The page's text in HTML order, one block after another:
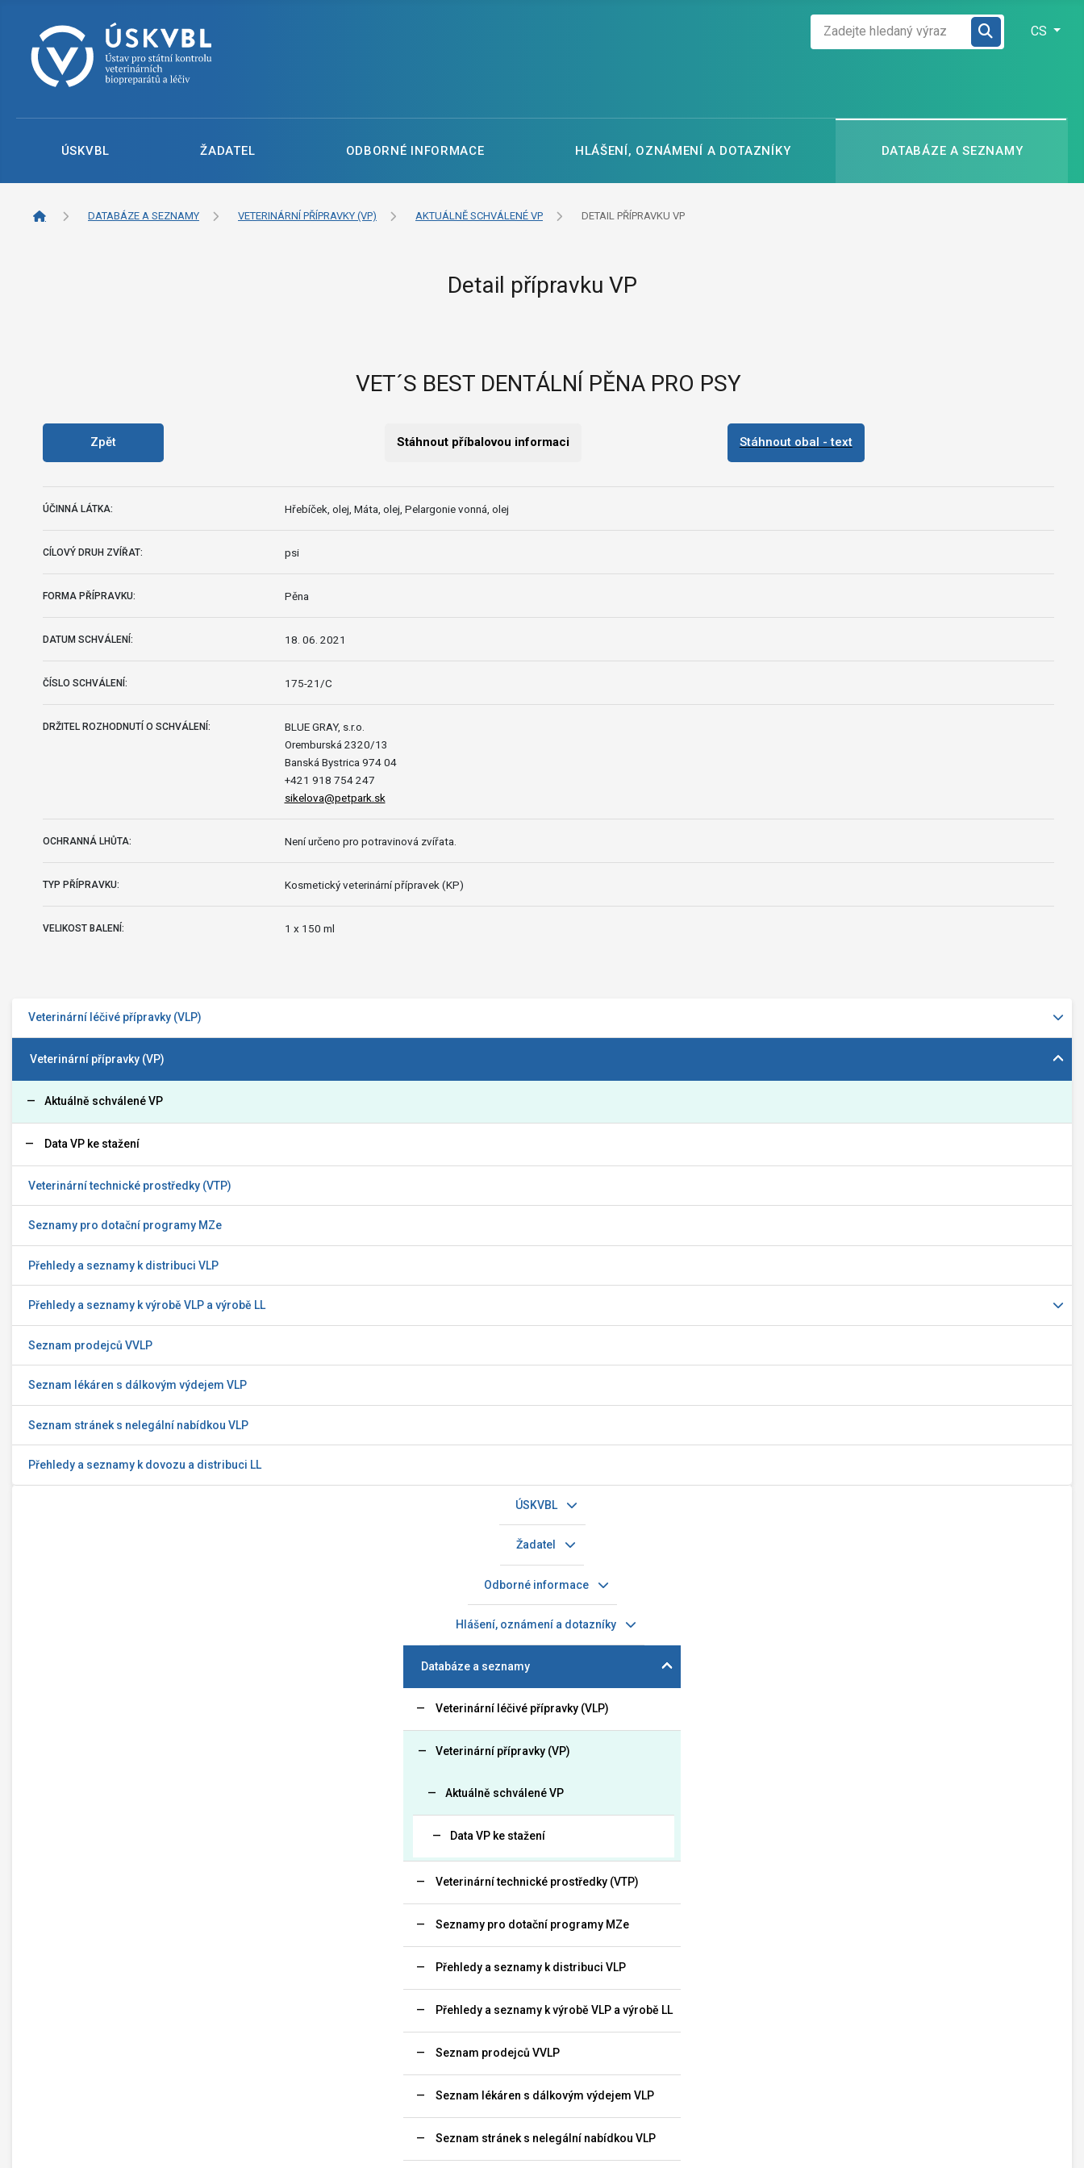
CS
ÚSKVBL ŽADATEL ODBORNÉ INFORMACE HLÁŠENÍ, OZNÁMENÍ A DOTAZNÍKY DATABÁZE A SEZNAMY
DATABÁZE A SEZNAMY VETERINÁRNÍ PŘÍPRAVKY (VP) AKTUÁLNĚ SCHVÁLENÉ VP DETAIL PŘÍPRAVKU VP
Veterinární léčivé přípravky (VLP)
Veterinární přípravky (VP)
Aktuálně schválené VP
Data VP ke stažení
Veterinární technické prostředky (VTP)
Seznamy pro dotační programy MZe
Přehledy a seznamy k distribuci VLP
Přehledy a seznamy k výrobě VLP a výrobě LL
Seznam prodejců VVLP
Seznam lékáren s dálkovým výdejem VLP
Seznam stránek s nelegální nabídkou VLP
Přehledy a seznamy k dovozu a distribuci LL
ÚSKVBL
Žadatel
Odborné informace
Hlášení, oznámení a dotazníky
Databáze a seznamy
Veterinární léčivé přípravky (VLP)
Veterinární přípravky (VP)
Aktuálně schválené VP
Data VP ke stažení
Veterinární technické prostředky (VTP)
Seznamy pro dotační programy MZe
Přehledy a seznamy k distribuci VLP
Přehledy a seznamy k výrobě VLP a výrobě LL
Seznam prodejců VVLP
Seznam lékáren s dálkovým výdejem VLP
Seznam stránek s nelegální nabídkou VLP
Detail přípravku VP
VET´S BEST DENTÁLNÍ PĚNA PRO PSY
Zpět Stáhnout příbalovou informaci Stáhnout obal - text
ÚČINNÁ LÁTKA: Hřebíček, olej, Máta, olej, Pelargonie vonná, olej
CÍLOVÝ DRUH ZVÍŘAT: psi
FORMA PŘÍPRAVKU: Pěna
DATUM SCHVÁLENÍ: 18. 06. 2021
ČÍSLO SCHVÁLENÍ: 175-21/C
DRŽITEL ROZHODNUTÍ O SCHVÁLENÍ:
BLUE GRAY, s.r.o.
Oremburská 2320/13
Banská Bystrica 974 04
+421 918 754 247
sikelova@petpark.sk
OCHRANNÁ LHŮTA: Není určeno pro potravinová zvířata.
TYP PŘÍPRAVKU: Kosmetický veterinární přípravek (KP)
VELIKOST BALENÍ: 1 x 150 ml